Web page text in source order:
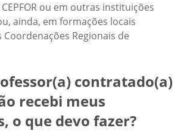
ou em outras instituições
ainda, em formações locais
Regionais de
contratado(a)
recebi meus
o que devo fazer?